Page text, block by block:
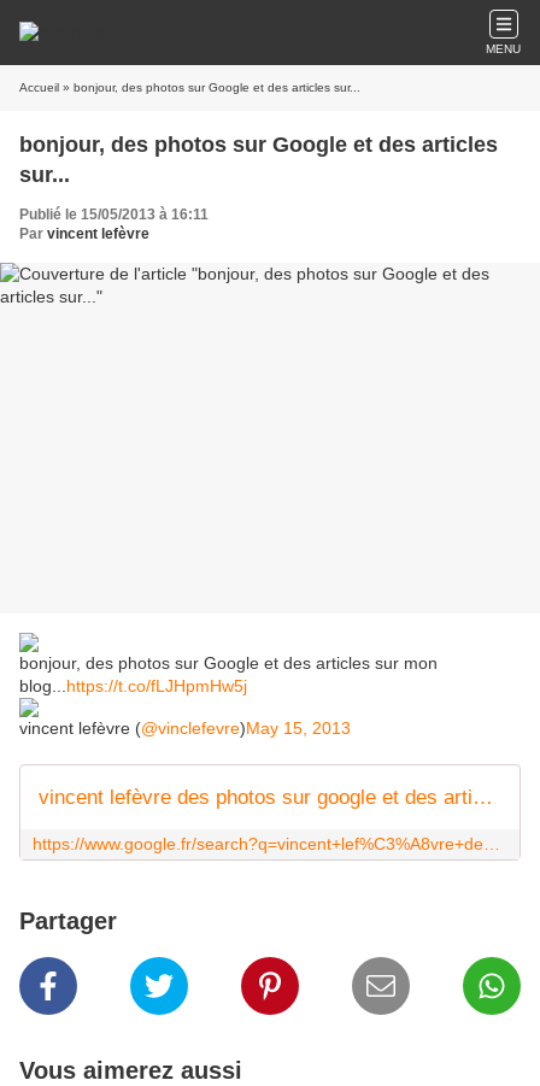
MENU
Accueil » bonjour, des photos sur Google et des articles sur...
bonjour, des photos sur Google et des articles
sur...
Publié le 15/05/2013 à 16:11
Par vincent lefèvre
bonjour, des photos sur Google et des articles sur mon
blog... https://t.co/fLJHpmHw5j
vincent lefèvre (@vinclefevre)May 15, 2013
vincent lefèvre des photos sur google et des articles sur son blog - Recherche Google
Partager
Vous aimerez aussi